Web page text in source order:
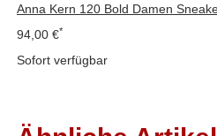
Anna Kern 120 Bold Damen
94,00 €*
Sofort verfügbar